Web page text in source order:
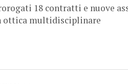
18 contratti e nuove
ottica multidisciplinare